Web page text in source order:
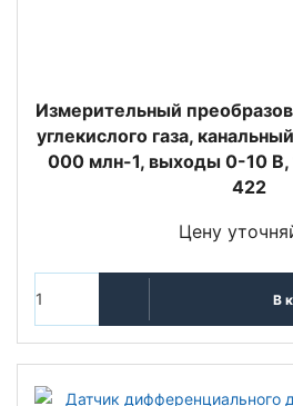
Измерительный
углекислого газа,
000 млн-1, выходы 0-10
422
Цену
В